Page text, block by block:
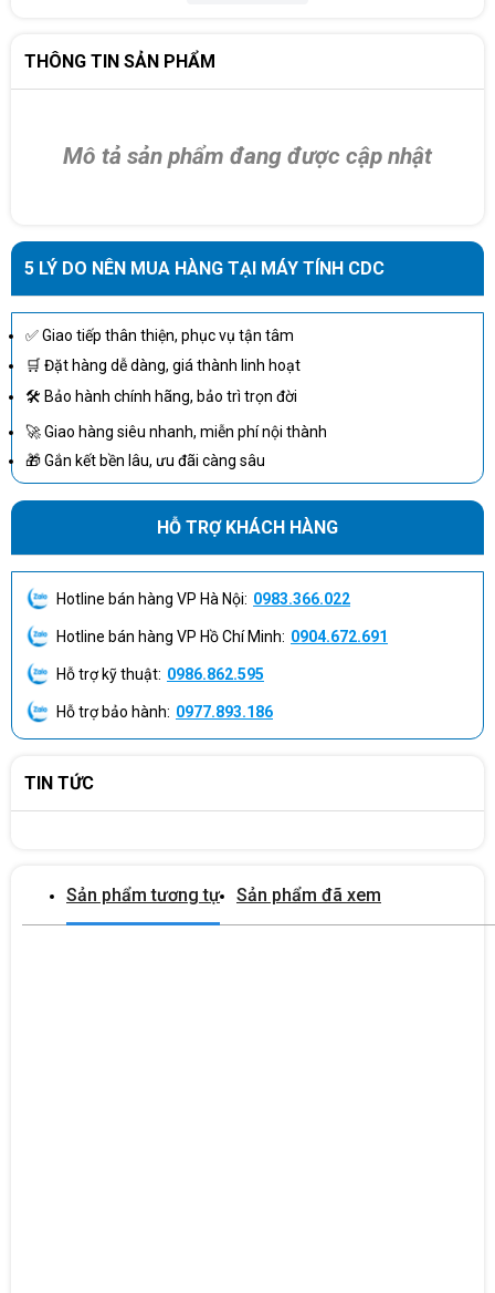
THÔNG TIN SẢN PHẨM
Mô tả sản phẩm đang được cập nhật
5 LÝ DO NÊN MUA HÀNG TẠI MÁY TÍNH CDC
✅ Giao tiếp thân thiện, phục vụ tận tâm
🛒 Đặt hàng dễ dàng, giá thành linh hoạt
🛠 Bảo hành chính hãng, bảo trì trọn đời
🚀 Giao hàng siêu nhanh, miễn phí nội thành
🎁 Gắn kết bền lâu, ưu đãi càng sâu
HỖ TRỢ KHÁCH HÀNG
Hotline bán hàng VP Hà Nội: 0983.366.022
Hotline bán hàng VP Hồ Chí Minh: 0904.672.691
Hỗ trợ kỹ thuật: 0986.862.595
Hỗ trợ bảo hành: 0977.893.186
TIN TỨC
Sản phẩm tương tự Sản phẩm đã xem